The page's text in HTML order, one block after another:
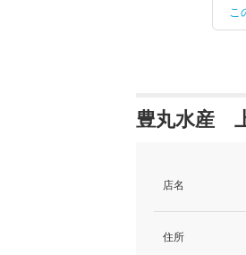
こ
豊丸水産
店名
住所